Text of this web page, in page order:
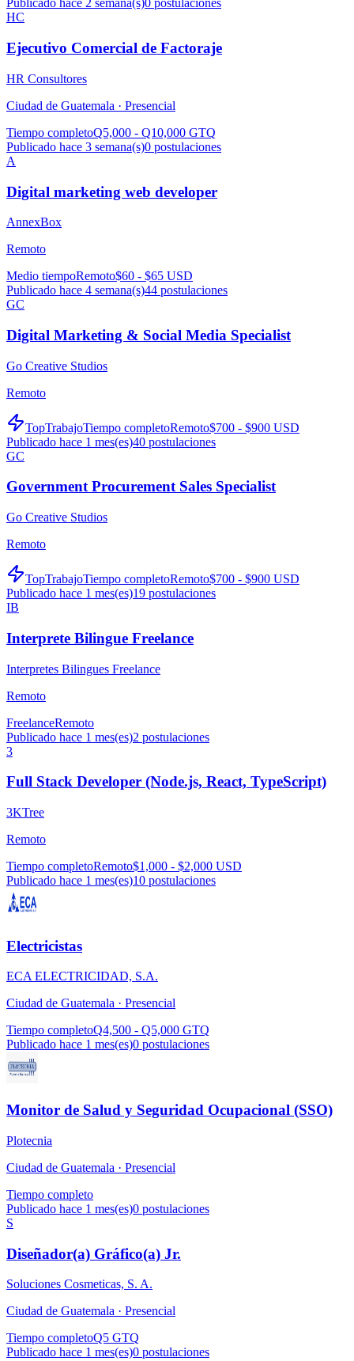
Publicado hace 2 semana(s)0 postulaciones
HC
Ejecutivo Comercial de Factoraje
HR Consultores
Ciudad de Guatemala · Presencial
Tiempo completoQ5,000 - Q10,000 GTQ
Publicado hace 3 semana(s)0 postulaciones
A
Digital marketing web developer
AnnexBox
Remoto
Medio tiempoRemoto$60 - $65 USD
Publicado hace 4 semana(s)44 postulaciones
GC
Digital Marketing & Social Media Specialist
Go Creative Studios
Remoto
TopTrabajoTiempo completoRemoto$700 - $900 USD
Publicado hace 1 mes(es)40 postulaciones
GC
Government Procurement Sales Specialist
Go Creative Studios
Remoto
TopTrabajoTiempo completoRemoto$700 - $900 USD
Publicado hace 1 mes(es)19 postulaciones
IB
Interprete Bilingue Freelance
Interpretes Bilingues Freelance
Remoto
FreelanceRemoto
Publicado hace 1 mes(es)2 postulaciones
3
Full Stack Developer (Node.js, React, TypeScript)
3KTree
Remoto
Tiempo completoRemoto$1,000 - $2,000 USD
Publicado hace 1 mes(es)10 postulaciones
Electricistas
ECA ELECTRICIDAD, S.A.
Ciudad de Guatemala · Presencial
Tiempo completoQ4,500 - Q5,000 GTQ
Publicado hace 1 mes(es)0 postulaciones
Monitor de Salud y Seguridad Ocupacional (SSO)
Plotecnia
Ciudad de Guatemala · Presencial
Tiempo completo
Publicado hace 1 mes(es)0 postulaciones
S
Diseñador(a) Gráfico(a) Jr.
Soluciones Cosmeticas, S. A.
Ciudad de Guatemala · Presencial
Tiempo completoQ5 GTQ
Publicado hace 1 mes(es)0 postulaciones